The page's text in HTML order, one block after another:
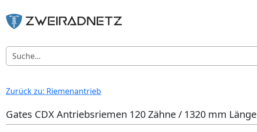
Zurück zu: Riemenantrieb
Gates CDX Antriebsriemen 120 Zähne / 1320 mm Länge